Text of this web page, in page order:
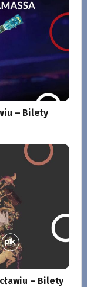
– Bilety
– Bilety